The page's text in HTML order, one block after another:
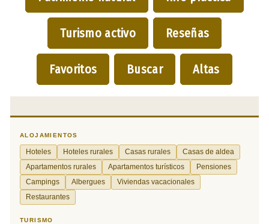
Turismo activo Reseñas
Favoritos Buscar Altas